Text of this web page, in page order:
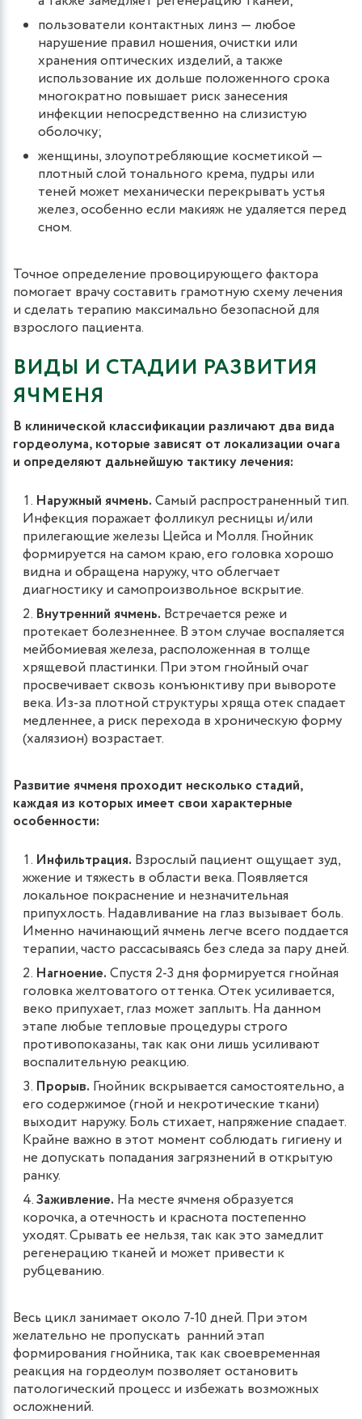
пользователи контактных линз — любое
нарушение правил ношения, очистки или
хранения оптических изделий, а также
использование их дольше положенного срока
многократно повышает риск занесения
инфекции непосредственно на слизистую
оболочку;
женщины, злоупотребляющие косметикой —
плотный слой тонального крема, пудры или
теней может механически перекрывать устья
желез, особенно если макияж не удаляется перед
сном.
Точное определение провоцирующего фактора
помогает врачу составить грамотную схему лечения
и сделать терапию максимально безопасной для
взрослого пациента.
ВИДЫ И СТАДИИ РАЗВИТИЯ
ЯЧМЕНЯ
В клинической классификации различают два вида
гордеолума, которые зависят от локализации очага
и определяют дальнейшую тактику лечения:
Наружный ячмень. Самый распространенный тип.
Инфекция поражает фолликул ресницы и/или
прилегающие железы Цейса и Молля. Гнойник
формируется на самом краю, его головка хорошо
видна и обращена наружу, что облегчает
диагностику и самопроизвольное вскрытие.
Внутренний ячмень. Встречается реже и
протекает болезненнее. В этом случае воспаляется
мейбомиевая железа, расположенная в толще
хрящевой пластинки. При этом гнойный очаг
просвечивает сквозь конъюнктиву при вывороте
века. Из-за плотной структуры хряща отек спадает
медленнее, а риск перехода в хроническую форму
(халязион) возрастает.
Развитие ячменя проходит несколько стадий,
каждая из которых имеет свои характерные
особенности:
Инфильтрация. Взрослый пациент ощущает зуд,
жжение и тяжесть в области века. Появляется
локальное покраснение и незначительная
припухлость. Надавливание на глаз вызывает боль.
Именно начинающий ячмень легче всего поддается
терапии, часто рассасываясь без следа за пару дней.
Нагноение. Спустя 2-3 дня формируется гнойная
головка желтоватого оттенка. Отек усиливается,
веко припухает, глаз может заплыть. На данном
этапе любые тепловые процедуры строго
противопоказаны, так как они лишь усиливают
воспалительную реакцию.
Прорыв. Гнойник вскрывается самостоятельно, а
его содержимое (гной и некротические ткани)
выходит наружу. Боль стихает, напряжение спадает.
Крайне важно в этот момент соблюдать гигиену и
не допускать попадания загрязнений в открытую
ранку.
Заживление. На месте ячменя образуется
корочка, а отечность и краснота постепенно
уходят. Срывать ее нельзя, так как это замедлит
регенерацию тканей и может привести к
рубцеванию.
Весь цикл занимает около 7-10 дней. При этом
желательно не пропускать ранний этап
формирования гнойника, так как своевременная
реакция на гордеолум позволяет остановить
патологический процесс и избежать возможных
осложнений.